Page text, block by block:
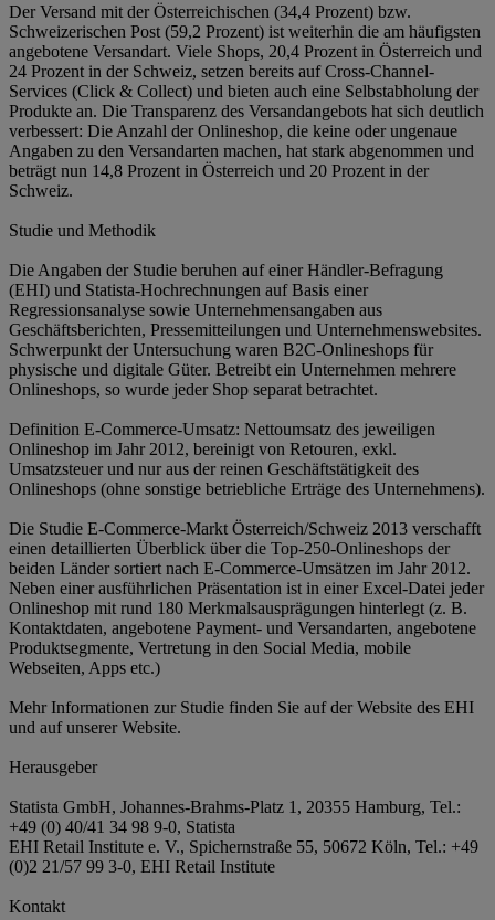
Der Versand mit der Österreichischen (34,4 Prozent) bzw.
Schweizerischen Post (59,2 Prozent) ist weiterhin die am häufigsten
angebotene Versandart. Viele Shops, 20,4 Prozent in Österreich und
24 Prozent in der Schweiz, setzen bereits auf Cross-Channel-
Services (Click & Collect) und bieten auch eine Selbstabholung der
Produkte an. Die Transparenz des Versandangebots hat sich deutlich
verbessert: Die Anzahl der Onlineshop, die keine oder ungenaue
Angaben zu den Versandarten machen, hat stark abgenommen und
beträgt nun 14,8 Prozent in Österreich und 20 Prozent in der
Schweiz.
Studie und Methodik
Die Angaben der Studie beruhen auf einer Händler-Befragung
(EHI) und Statista-Hochrechnungen auf Basis einer
Regressionsanalyse sowie Unternehmensangaben aus
Geschäftsberichten, Pressemitteilungen und Unternehmenswebsites.
Schwerpunkt der Untersuchung waren B2C-Onlineshops für
physische und digitale Güter. Betreibt ein Unternehmen mehrere
Onlineshops, so wurde jeder Shop separat betrachtet.
Definition E-Commerce-Umsatz: Nettoumsatz des jeweiligen
Onlineshop im Jahr 2012, bereinigt von Retouren, exkl.
Umsatzsteuer und nur aus der reinen Geschäftstätigkeit des
Onlineshops (ohne sonstige betriebliche Erträge des Unternehmens).
Die Studie E-Commerce-Markt Österreich/Schweiz 2013 verschafft
einen detaillierten Überblick über die Top-250-Onlineshops der
beiden Länder sortiert nach E-Commerce-Umsätzen im Jahr 2012.
Neben einer ausführlichen Präsentation ist in einer Excel-Datei jeder
Onlineshop mit rund 180 Merkmalsausprägungen hinterlegt (z. B.
Kontaktdaten, angebotene Payment- und Versandarten, angebotene
Produktsegmente, Vertretung in den Social Media, mobile
Webseiten, Apps etc.)
Mehr Informationen zur Studie finden Sie auf der Website des EHI
und auf unserer Website.
Herausgeber
Statista GmbH, Johannes-Brahms-Platz 1, 20355 Hamburg, Tel.:
+49 (0) 40/41 34 98 9-0, Statista
EHI Retail Institute e. V., Spichernstraße 55, 50672 Köln, Tel.: +49
(0)2 21/57 99 3-0, EHI Retail Institute
Kontakt